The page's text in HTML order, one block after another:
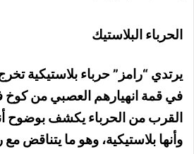
الحرباء البلاستيك
يرتدي “رامز” حرباء بلاستيكية
في قمة انهيارهم العصبي من
القرب من الحرباء يكشف بوضوح
وأنها بلاستيكية، وهو ما يتناقض